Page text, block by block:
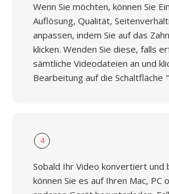
Wenn Sie möchten, können Sie
Auflösung, Qualität,
anpassen, indem Sie auf das
klicken. Wenden Sie diese, falls
sämtliche Videodateien an und
Bearbeitung auf die Schaltfläche
4
Sobald Ihr Video konvertiert
können Sie es auf Ihren Mac, PC